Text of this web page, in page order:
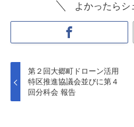
よかったらシ
第２回大郷町ドローン活用
特区推進協議会並びに第４
回分科会 報告